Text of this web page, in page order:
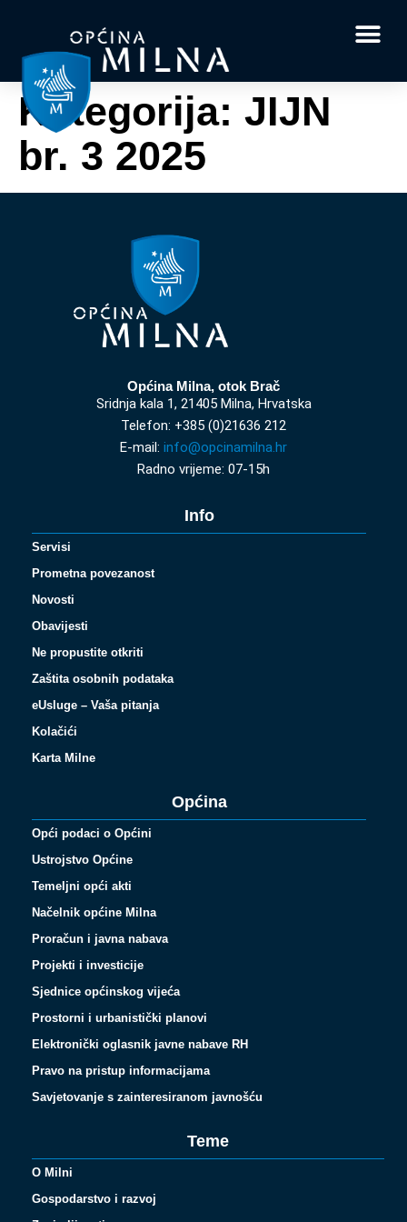
Kategorija: JIJN
br. 3 2025
Općina Milna, otok Brač
Sridnja kala 1, 21405 Milna, Hrvatska
Telefon: +385 (0)21636 212
E-mail: info@opcinamilna.hr
Radno vrijeme: 07-15h
Info
Servisi
Prometna povezanost
Novosti
Obavijesti
Ne propustite otkriti
Zaštita osobnih podataka
eUsluge – Vaša pitanja
Kolačići
Karta Milne
Općina
Opći podaci o Općini
Ustrojstvo Općine
Temeljni opći akti
Načelnik općine Milna
Proračun i javna nabava
Projekti i investicije
Sjednice općinskog vijeća
Prostorni i urbanistički planovi
Elektronički oglasnik javne nabave RH
Pravo na pristup informacijama
Savjetovanje s zainteresiranom javnošću
Teme
O Milni
Gospodarstvo i razvoj